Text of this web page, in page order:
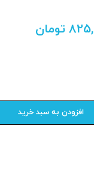
تومان
افزودن به سبد خرید